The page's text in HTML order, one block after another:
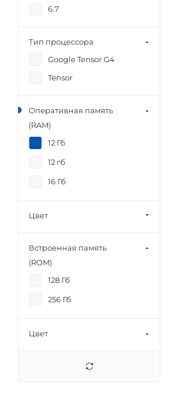
6.7
Тип процессора
Google Tensor G4
Tensor
Оперативная память
(RAM)
12 Гб
12 гб
16 Гб
Цвет
Встроенная память
(ROM)
128 Гб
256 Гб
Цвет